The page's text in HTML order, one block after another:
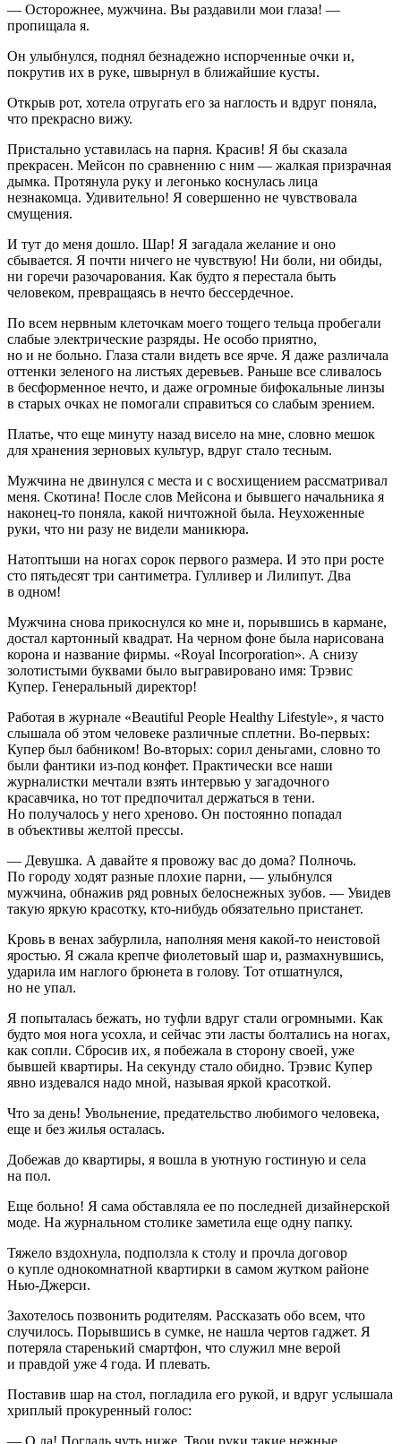
— Осторожнее, мужчина. Вы раздавили мои глаза! —
пропищала я.
Он улыбнулся, поднял безнадежно испорченные очки и,
покрутив их в руке, швырнул в ближайшие кусты.
Открыв рот, хотела отругать его за наглость и вдруг поняла,
что прекрасно вижу.
Пристально уставилась на парня. Красив! Я бы сказала
прекрасен. Мейсон по сравнению с ним — жалкая призрачная
дымка. Протянула руку и легонько коснулась лица
незнакомца. Удивительно! Я совершенно не чувствовала
смущения.
И тут до меня дошло. Шар! Я загадала желание и оно
сбывается. Я почти ничего не чувствую! Ни боли, ни обиды,
ни горечи разочарования. Как будто я перестала быть
человеком, превращаясь в нечто бессердечное.
По всем нервным клеточкам моего тощего тельца пробегали
слабые электрические разряды. Не особо приятно,
но и не больно. Глаза стали видеть все ярче. Я даже различала
оттенки зеленого на листьях деревьев. Раньше все сливалось
в бесформенное нечто, и даже огромные бифокальные линзы
в старых очках не помогали справиться со слабым зрением.
Платье, что еще минуту назад висело на мне, словно мешок
для хранения зерновых культур, вдруг стало тесным.
Мужчина не двинулся с места и с восхищением рассматривал
меня. Скотина! После слов Мейсона и бывшего начальника я
наконец-то поняла, какой ничтожной была. Неухоженные
руки, что ни разу не видели маникюра.
Натоптыши на ногах сорок первого размера. И это при росте
сто пятьдесят три сантиметра. Гулливер и Лилипут. Два
в одном!
Мужчина снова прикоснулся ко мне и, порывшись в кармане,
достал картонный квадрат. На черном фоне была нарисована
корона и название фирмы. «Royal Incorporation». А снизу
золотистыми буквами было выгравировано имя: Трэвис
Купер. Генеральный директор!
Работая в журнале «Beautiful People Healthy Lifestyle», я часто
слышала об этом человеке различные сплетни. Во-первых:
Купер был бабником! Во-вторых: сорил деньгами, словно то
были фантики из-под конфет. Практически все наши
журналистки мечтали взять интервью у загадочного
красавчика, но тот предпочитал держаться в тени.
Но получалось у него хреново. Он постоянно попадал
в объективы желтой прессы.
— Девушка. А давайте я провожу вас до дома? Полночь.
По городу ходят разные плохие парни, — улыбнулся
мужчина, обнажив ряд ровных белоснежных зубов. — Увидев
такую яркую красотку, кто-нибудь обязательно пристанет.
Кровь в венах забурлила, наполняя меня какой-то неистовой
яростью. Я сжала крепче фиолетовый шар и, размахнувшись,
ударила им наглого брюнета в голову. Тот отшатнулся,
но не упал.
Я попыталась бежать, но туфли вдруг стали огромными. Как
будто моя нога усохла, и сейчас эти ласты болтались на ногах,
как сопли. Сбросив их, я побежала в сторону своей, уже
бывшей квартиры. На секунду стало обидно. Трэвис Купер
явно издевался надо мной, называя яркой красоткой.
Что за день! Увольнение, предательство любимого человека,
еще и без жилья осталась.
Добежав до квартиры, я вошла в уютную гостиную и села
на пол.
Еще больно! Я сама обставляла ее по последней дизайнерской
моде. На журнальном столике заметила еще одну папку.
Тяжело вздохнула, подползла к столу и прочла договор
о купле однокомнатной квартирки в самом жутком районе
Нью-Джерси.
Захотелось позвонить родителям. Рассказать обо всем, что
случилось. Порывшись в сумке, не нашла чертов гаджет. Я
потеряла старенький смартфон, что служил мне верой
и правдой уже 4 года. И плевать.
Поставив шар на стол, погладила его рукой, и вдруг услышала
хриплый прокуренный голос:
— О да! Погладь чуть ниже. Твои руки такие нежные.